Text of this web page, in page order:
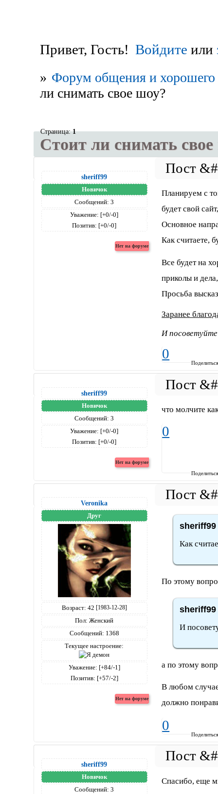
Привет, Гость! Войдите или
» Форум общения и хорошего
ли снимать свое шоу?
Стоит ли снимать
Страница:1
sheriff99
Новичок
Сообщений: 3
Уважение: [+0/-0]
Позитив: [+0/-0]
Планируем с
будет свой
Основное
Как считаете,
Все будет на
приколы и
Просьба
Заранее
И посоветуйте
0
sheriff99
Новичок
Сообщений: 3
Уважение: [+0/-0]
Позитив: [+0/-0]
что молчите
0
Veronika
Друг
Возраст: 42 [1983-12-28]
Пол: Женский
Сообщений: 1368
Текущее настроение:
Уважение: [+84/-1]
Позитив: [+57/-2]
sheriff99
Как
По этому
sheriff99
И
а по этому
В любом
должно
0
sheriff99
Новичок
Сообщений: 3
Спасибо, еще